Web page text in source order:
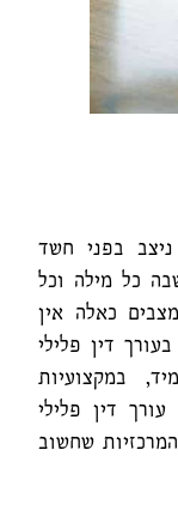
בפני חשד
כל מילה וכל
כאלה אין
דין פלילי
במקצועיות
דין פלילי
שחשוב